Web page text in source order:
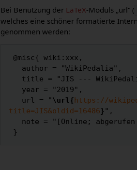
Bei Benutzung der LaTeX-Moduls „url“ (
welches eine schöner formatierte
genommen werden:
   url = "
\url{https://
title=JIS&oldid=16486}",